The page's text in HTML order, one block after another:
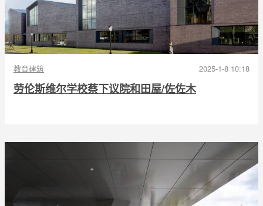
教育建筑 2025-1-8 10:18
劳伦斯维尔学校蔡下议院和田屋/佐佐木